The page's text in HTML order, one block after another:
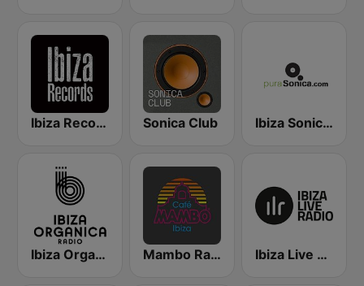
Ibiza Records Sonica Club Ibiza Sonica - puraSonica.com
Ibiza Organica Radio Mambo Radio Ibiza Live Radio